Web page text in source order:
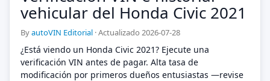
vehicular del Honda Civic 2021
ByautoVIN Editorial ·Actualizado 2026-07-28
¿Está viendo un Honda Civic 2021? Ejecute una
verificación VIN antes de pagar. Alta tasa de
modificación por primeros dueños entusiastas —revise